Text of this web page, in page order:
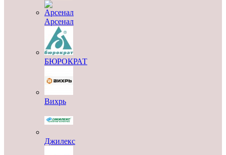
Арсенал
БЮРОКРАТ
Вихрь
Джилекс